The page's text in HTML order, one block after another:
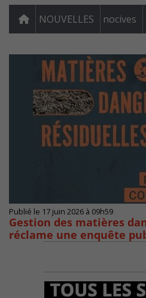
NOUVELLES nocives
Publié le 17 juin 2026 à 09h59
Gestion des matières
réclame une enquête